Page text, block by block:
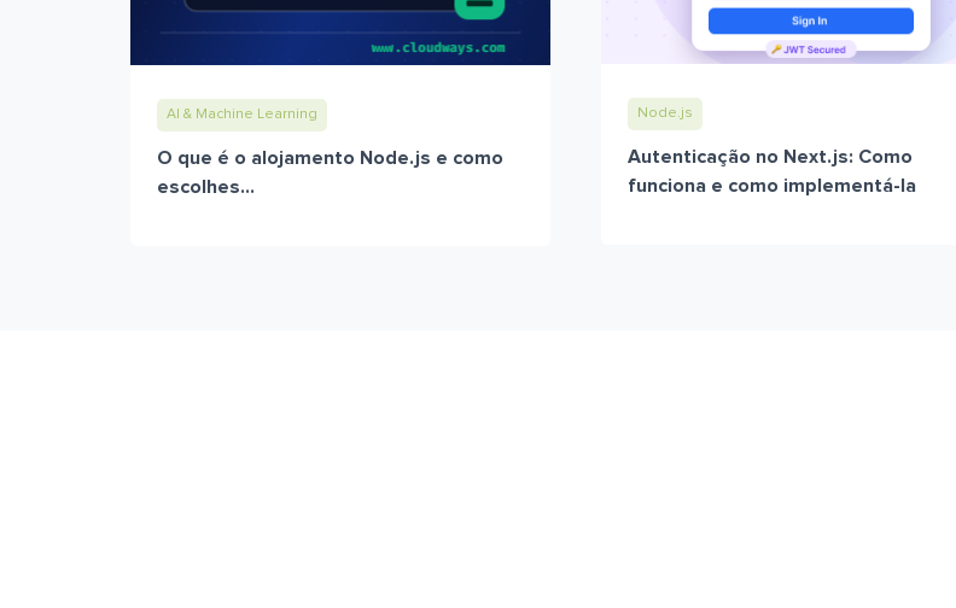
AI & Machine Learning
O que é o alojamento Node.js e como
escolhes...
Node.js
Autenticação no Next.js: Como
funciona e como implementá-la